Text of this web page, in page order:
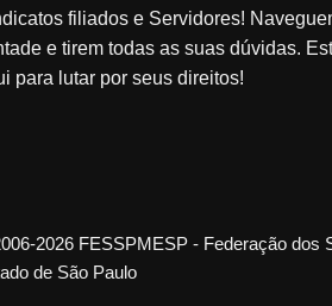
filiados e Servidores!
e tirem todas as suas dúvidas.
para lutar por seus direitos!
2026 FESSPMESP - Federação dos
de São Paulo